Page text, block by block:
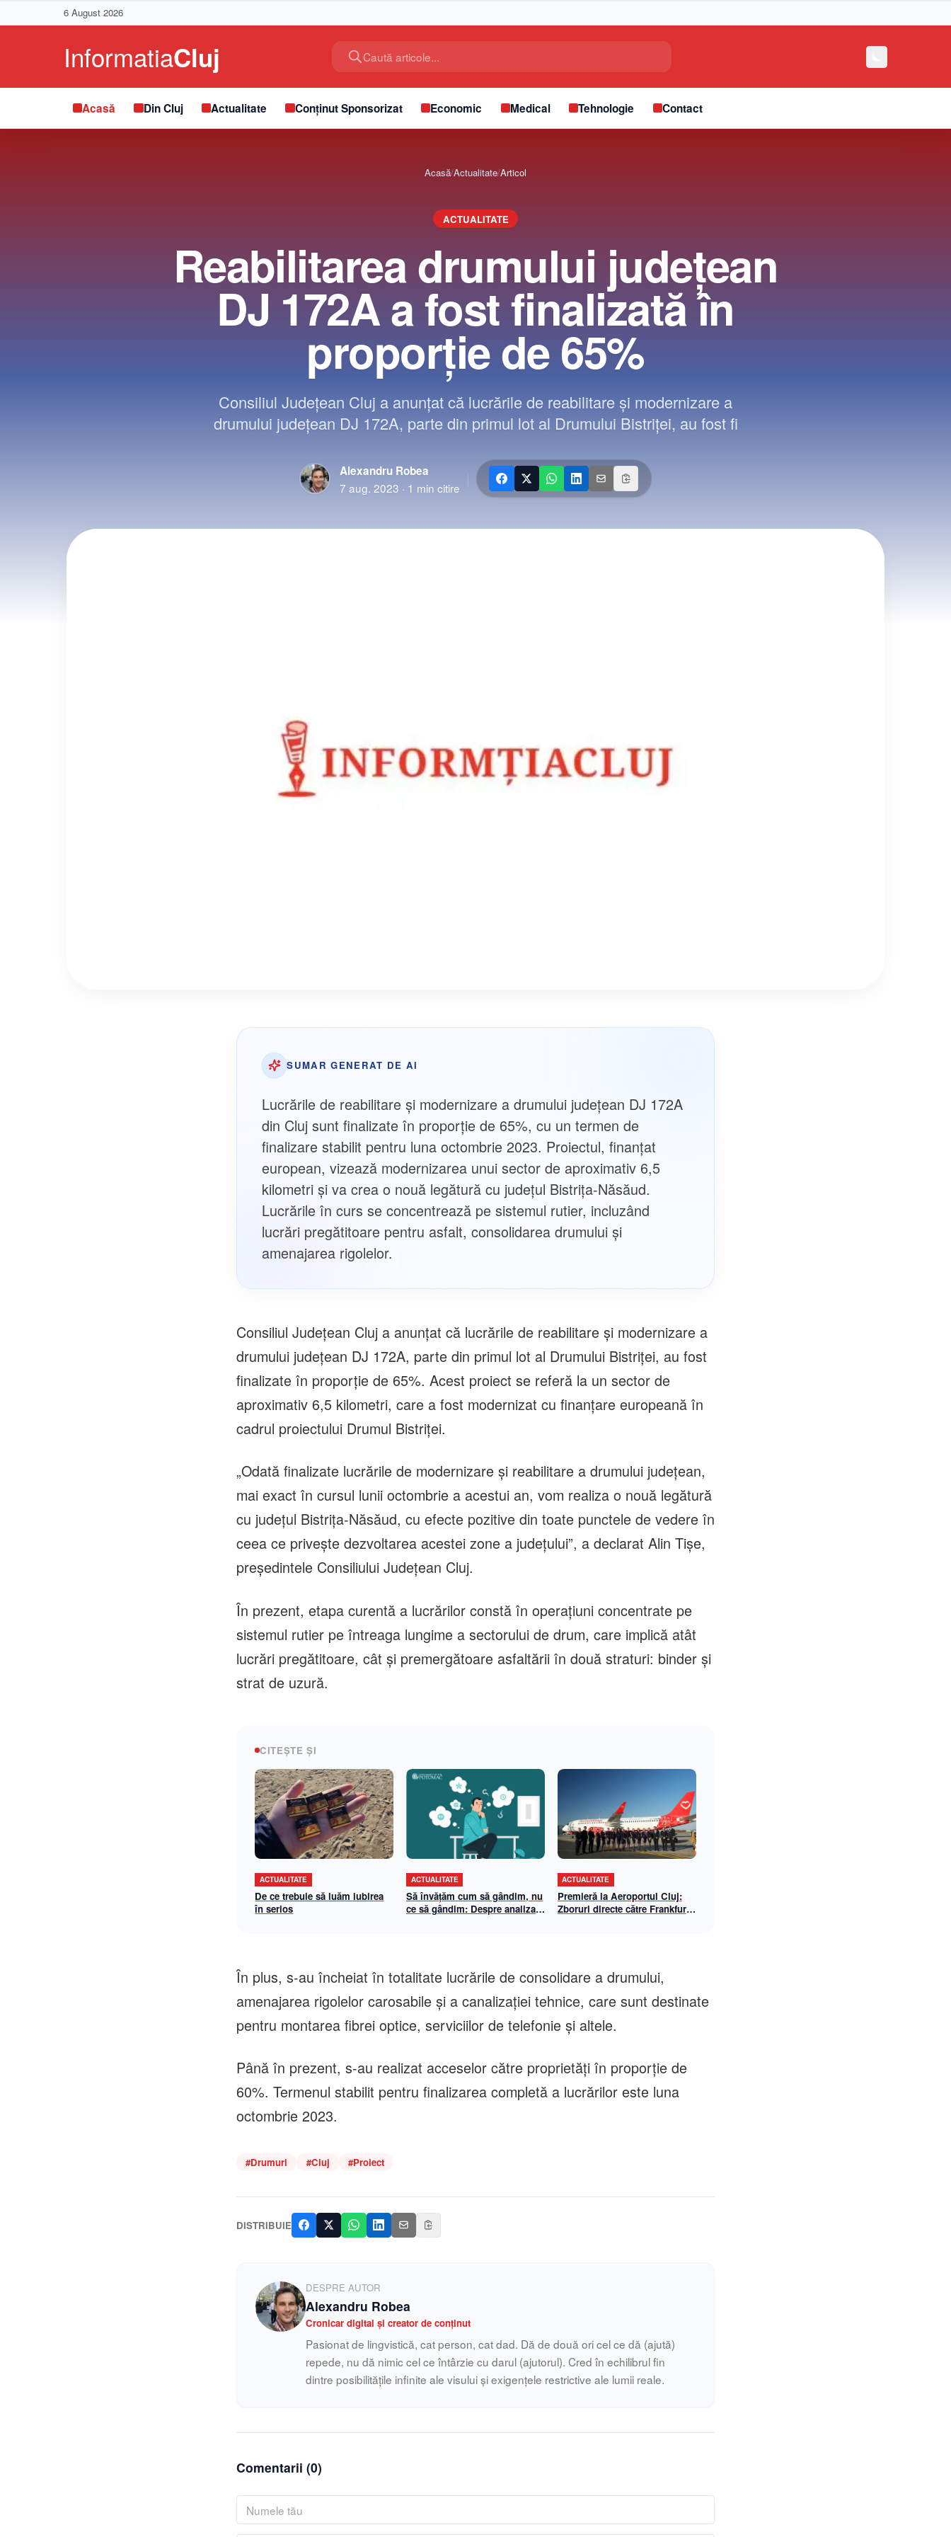
6 August 2026
Caută articole...
Acasă Din Cluj Actualitate Conținut Sponsorizat Economic Medical Tehnologie Contact
Acasă/Actualitate/Articol
ACTUALITATE
Reabilitarea drumului județean
DJ 172A a fost finalizată în
proporție de 65%
Consiliul Județean Cluj a anunțat că lucrările de reabilitare și modernizare a
drumului județean DJ 172A, parte din primul lot al Drumului Bistriței, au fost fi
Alexandru Robea
7 aug. 2023 · 1 min citire
|
SUMAR GENERAT DE AI
Lucrările de reabilitare și modernizare a drumului județean DJ 172A
din Cluj sunt finalizate în proporție de 65%, cu un termen de
finalizare stabilit pentru luna octombrie 2023. Proiectul, finanțat
european, vizează modernizarea unui sector de aproximativ 6,5
kilometri și va crea o nouă legătură cu județul Bistrița-Năsăud.
Lucrările în curs se concentrează pe sistemul rutier, incluzând
lucrări pregătitoare pentru asfalt, consolidarea drumului și
amenajarea rigolelor.
Consiliul Județean Cluj a anunțat că lucrările de reabilitare și modernizare a
drumului județean DJ 172A, parte din primul lot al Drumului Bistriței, au fost
finalizate în proporție de 65%. Acest proiect se referă la un sector de
aproximativ 6,5 kilometri, care a fost modernizat cu finanțare europeană în
cadrul proiectului Drumul Bistriței.
„Odată finalizate lucrările de modernizare și reabilitare a drumului județean,
mai exact în cursul lunii octombrie a acestui an, vom realiza o nouă legătură
cu județul Bistrița-Năsăud, cu efecte pozitive din toate punctele de vedere în
ceea ce privește dezvoltarea acestei zone a județului”, a declarat Alin Tișe,
președintele Consiliului Județean Cluj.
În prezent, etapa curentă a lucrărilor constă în operațiuni concentrate pe
sistemul rutier pe întreaga lungime a sectorului de drum, care implică atât
lucrări pregătitoare, cât și premergătoare asfaltării în două straturi: binder și
strat de uzură.
CITEȘTE ȘI
ACTUALITATE
De ce trebuie să luăm iubirea
în serios
ACTUALITATE
Să învățăm cum să gândim, nu
ce să gândim: Despre analiza
ACTUALITATE
Premieră la Aeroportul Cluj:
Zboruri directe către Frankfurt
În plus, s-au încheiat în totalitate lucrările de consolidare a drumului,
amenajarea rigolelor carosabile și a canalizației tehnice, care sunt destinate
pentru montarea fibrei optice, serviciilor de telefonie și altele.
Până în prezent, s-au realizat acceselor către proprietăți în proporție de
60%. Termenul stabilit pentru finalizarea completă a lucrărilor este luna
octombrie 2023.
#Drumuri #Cluj #Proiect
DISTRIBUIE
DESPRE AUTOR
Alexandru Robea
Cronicar digital și creator de conținut
Pasionat de lingvistică, cat person, cat dad. Dă de două ori cel ce dă (ajută)
repede, nu dă nimic cel ce întârzie cu darul (ajutorul). Cred în echilibrul fin
dintre posibilitățile infinite ale visului și exigențele restrictive ale lumii reale.
Comentarii (0)